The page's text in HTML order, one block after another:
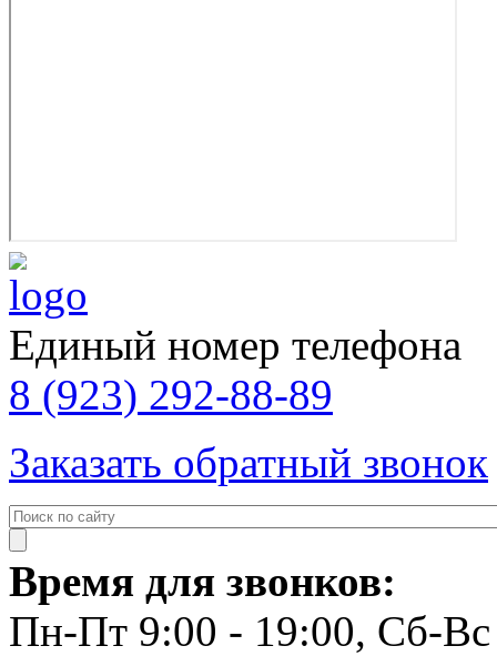
Единый номер телефона
8 (923) 292-88-89
Заказать обратный звонок
Время для звонков:
Пн-Пт 9:00 - 19:00, Сб-Вс